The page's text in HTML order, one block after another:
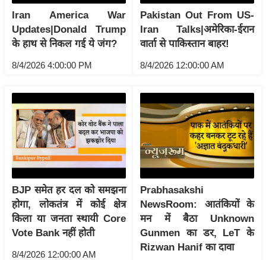
शे
ष
वि
ष
ट्रें
डिं
ग
Q
u
c
k
L
Iran America War
Updates|Donald Trump
के हाथ से निकल गई ये जंग?
8/4/2026 4:00:00 PM
Pakistan Out From US-
Iran Talks|अमेरिका-ईरान
वार्ता से पाकिस्तान बाहर!
8/4/2026 12:00:00 AM
BJP समेत हर दल को समझना
होगा, लोकतंत्र में कोई क्षेत्र
किला या जनता स्थायी Core
Vote Bank नहीं होती
8/4/2026 12:00:00 AM
Prabhasakshi
NewsRoom: आतंकियों के
मन में बैठा Unknown
Gunmen का डर, LeT के
Rizwan Hanif का दावा